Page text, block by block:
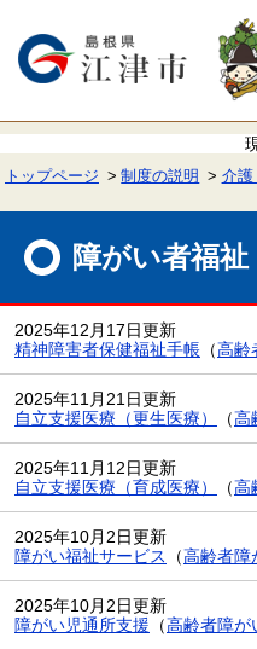
で
ば
本トップページ 制度の説明 介護
障がい者福祉
2025年12月17日更新
精神障害者保健福祉手帳 （高齢
2025年11月21日更新
自立支援医療（更生医療）
（高
2025年11月12日更新
自立支援医療（育成医療）
（高
2025年10月2日更新
障がい福祉サービス
（高齢者障
2025年10月2日更新
障がい児通所支援 （高齢者障が